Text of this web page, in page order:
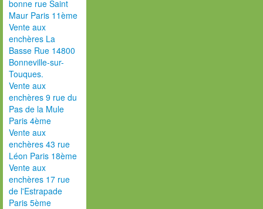
bonne rue Saint
Maur Paris 11ème
Vente aux
enchères La
Basse Rue 14800
Bonneville-sur-
Touques.
Vente aux
enchères 9 rue du
Pas de la Mule
Paris 4ème
Vente aux
enchères 43 rue
Léon Paris 18ème
Vente aux
enchères 17 rue
de l'Estrapade
Paris 5ème